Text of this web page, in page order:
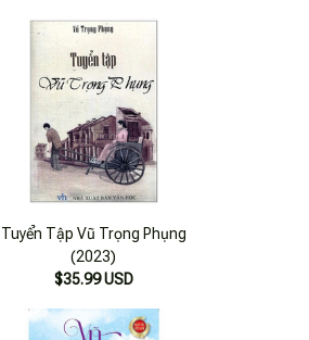
Tuyển Tập Vũ Trọng Phụng
(2023)
$35.99 USD